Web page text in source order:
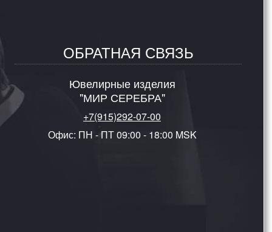
ОБРАТНАЯ СВЯЗЬ
Ювелирные изделия
"МИР СЕРЕБРА"
+7(915)292-07-00
Офис: ПН - ПТ 09:00 - 18:00 MSK